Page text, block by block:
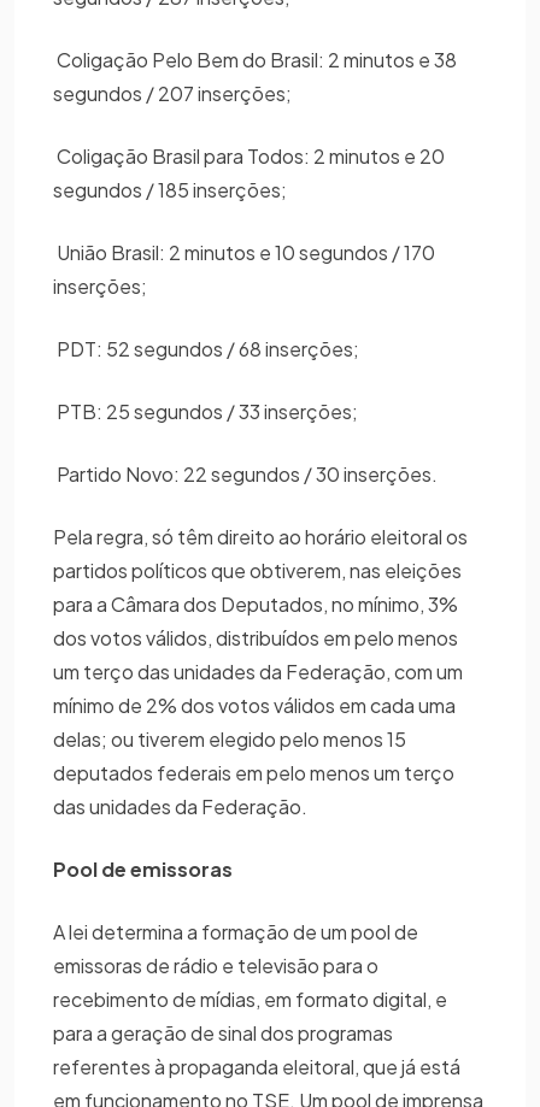
Coligação Pelo Bem do Brasil: 2 minutos e 38
segundos / 207 inserções;
Coligação Brasil para Todos: 2 minutos e 20
segundos / 185 inserções;
União Brasil: 2 minutos e 10 segundos / 170
inserções;
PDT: 52 segundos / 68 inserções;
PTB: 25 segundos / 33 inserções;
Partido Novo: 22 segundos / 30 inserções.
Pela regra, só têm direito ao horário eleitoral os
partidos políticos que obtiverem, nas eleições
para a Câmara dos Deputados, no mínimo, 3%
dos votos válidos, distribuídos em pelo menos
um terço das unidades da Federação, com um
mínimo de 2% dos votos válidos em cada uma
delas; ou tiverem elegido pelo menos 15
deputados federais em pelo menos um terço
das unidades da Federação.
Pool de emissoras
A lei determina a formação de um pool de
emissoras de rádio e televisão para o
recebimento de mídias, em formato digital, e
para a geração de sinal dos programas
referentes à propaganda eleitoral, que já está
em funcionamento no TSE. Um pool de imprensa